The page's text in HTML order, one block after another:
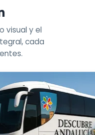
visual y el
cada